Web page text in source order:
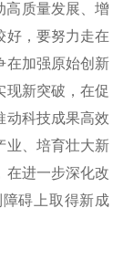
高质量发展、增
好，要努力走在
在加强原始创新
现新突破，在促
动科技成果高效
业、培育壮大新
在进一步深化改
碍上取得新成